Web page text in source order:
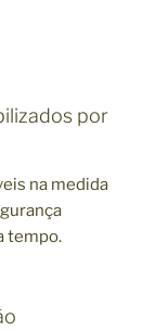
por
na medida
tempo.